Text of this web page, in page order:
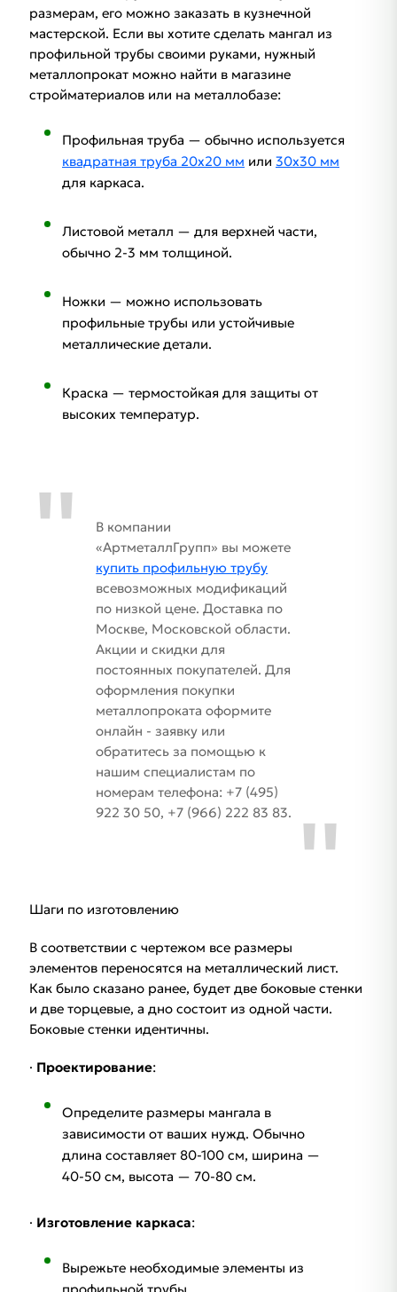
размерам, его можно заказать в кузнечной
мастерской. Если вы хотите сделать мангал из
профильной трубы своими руками, нужный
металлопрокат можно найти в магазине
стройматериалов или на металлобазе:
Профильная труба — обычно используется
квадратная труба 20x20 мм или 30x30 мм
для каркаса.
Листовой металл — для верхней части,
обычно 2-3 мм толщиной.
Ножки — можно использовать
профильные трубы или устойчивые
металлические детали.
Краска — термостойкая для защиты от
высоких температур.
В компании
«АртметаллГрупп» вы можете
купить профильную трубу
всевозможных модификаций
по низкой цене. Доставка по
Москве, Московской области.
Акции и скидки для
постоянных покупателей. Для
оформления покупки
металлопроката оформите
онлайн - заявку или
обратитесь за помощью к
нашим специалистам по
номерам телефона: +7 (495)
922 30 50, +7 (966) 222 83 83.
Шаги по изготовлению
В соответствии с чертежом все размеры
элементов переносятся на металлический лист.
Как было сказано ранее, будет две боковые стенки
и две торцевые, а дно состоит из одной части.
Боковые стенки идентичны.
· Проектирование:
Определите размеры мангала в
зависимости от ваших нужд. Обычно
длина составляет 80-100 см, ширина —
40-50 см, высота — 70-80 см.
· Изготовление каркаса:
Вырежьте необходимые элементы из